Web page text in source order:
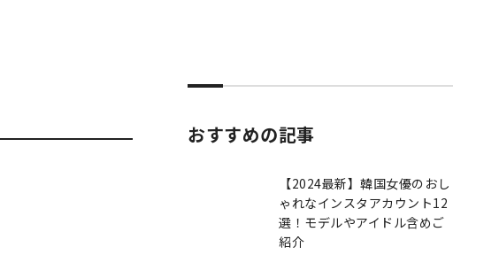
おすすめの記事
【2024最新】韓国女優のおし
ゃれなインスタアカウント12
選！モデルやアイドル含めご
紹介